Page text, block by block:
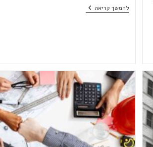
להמשך קריאה חברת
באמונה
100